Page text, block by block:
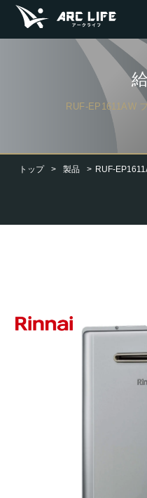
トップ 製品 RUF-EP1611AW フル
RUF-EP1611AW